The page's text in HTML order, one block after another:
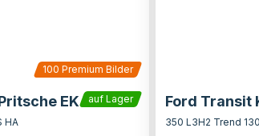
100 Premium Bilder
EK
auf Lager
HA
Ford Transit
350 L3H2 Trend